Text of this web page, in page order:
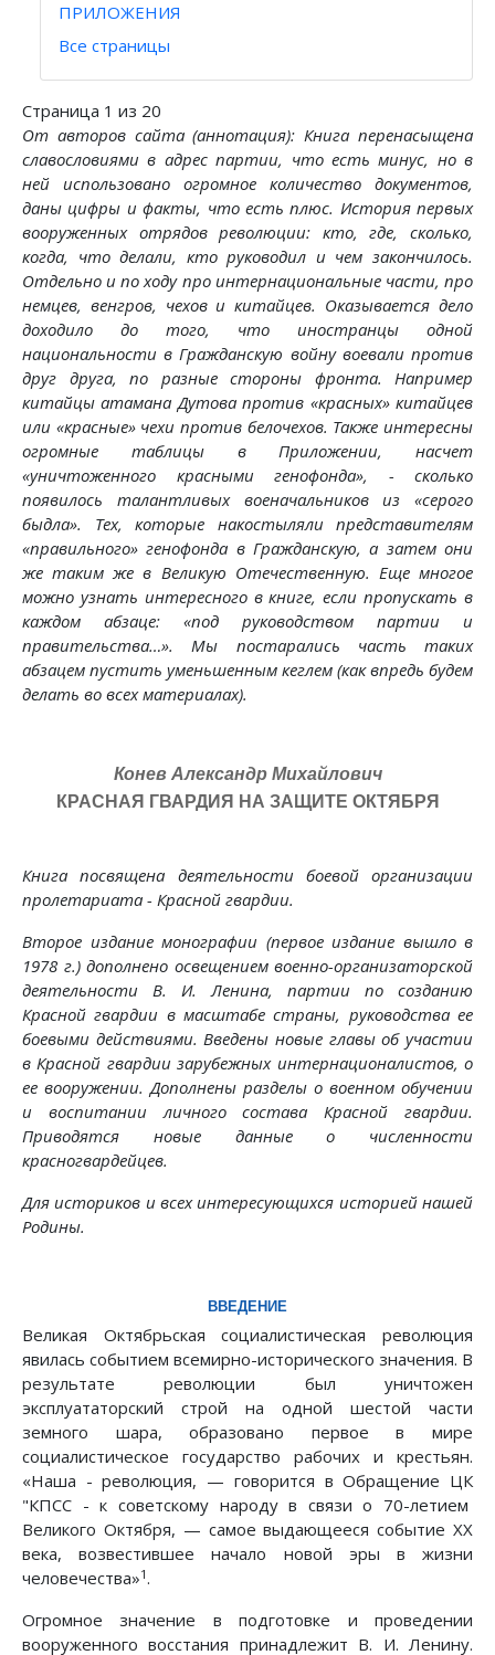
ПРИЛОЖЕНИЯ
Все страницы
Страница 1 из 20
От авторов сайта (аннотация): Книга перенасыщена
славословиями в адрес партии, что есть минус, но в
ней использовано огромное количество документов,
даны цифры и факты, что есть плюс. История первых
вооруженных отрядов революции: кто, где, сколько,
когда, что делали, кто руководил и чем закончилось.
Отдельно и по ходу про интернациональные части, про
немцев, венгров, чехов и китайцев. Оказывается дело
доходило до того, что иностранцы одной
национальности в Гражданскую войну воевали против
друг друга, по разные стороны фронта. Например
китайцы атамана Дутова против «красных» китайцев
или «красные» чехи против белочехов. Также интересны
огромные таблицы в Приложении, насчет
«уничтоженного красными генофонда», - сколько
появилось талантливых военачальников из «серого
быдла». Тех, которые накостыляли представителям
«правильного» генофонда в Гражданскую, а затем они
же таким же в Великую Отечественную. Еще многое
можно узнать интересного в книге, если пропускать в
каждом абзаце: «под руководством партии и
правительства…». Мы постарались часть таких
абзацем пустить уменьшенным кеглем (как впредь будем
делать во всех материалах).
Конев Александр Михайлович
КРАСНАЯ ГВАРДИЯ НА ЗАЩИТЕ ОКТЯБРЯ
Книга посвящена деятельности боевой организации
пролетариата - Красной гвардии.
Второе издание монографии (первое издание вышло в
1978 г.) дополнено освещением военно-организаторской
деятельности В. И. Ленина, партии по созданию
Красной гвардии в масштабе страны, руководства ее
боевыми действиями. Введены новые главы об участии
в Красной гвардии зарубежных интернационалистов, о
ее вооружении. Дополнены разделы о военном обучении
и воспитании личного состава Красной гвардии.
Приводятся новые данные о численности
красногвардейцев.
Для историков и всех интересующихся историей нашей
Родины.
ВВЕДЕНИЕ
Великая Октябрьская социалистическая революция
явилась событием всемирно-исторического значения. В
результате революции был уничтожен
эксплуататорский строй на одной шестой части
земного шара, образовано первое в мире
социалистическое государство рабочих и крестьян.
«Наша - революция, — говорится в Обращение ЦК
"КПСС - к советскому народу в связи о 70-летием
Великого Октября, — самое выдающееся событие XX
века, возвестившее начало новой эры в жизни
человечества»1.
Огромное значение в подготовке и проведении
вооруженного восстания принадлежит В. И. Ленину.